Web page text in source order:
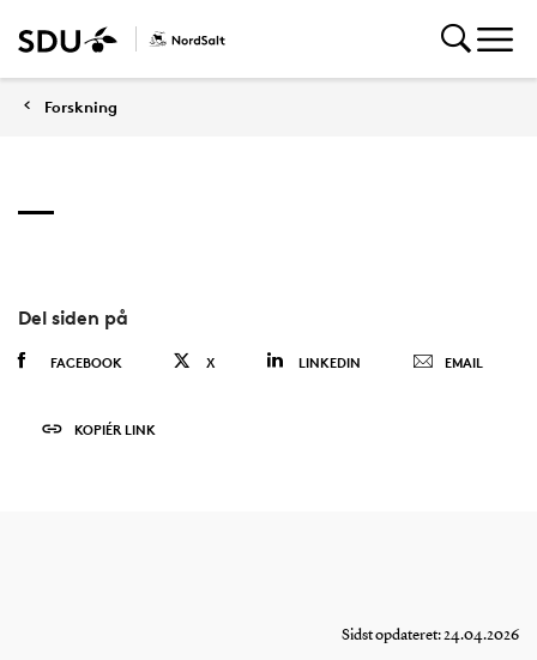
Forskning
Del siden på
FACEBOOK X LINKEDIN EMAIL
KOPIÉR LINK
Sidst opdateret: 24.04.2026